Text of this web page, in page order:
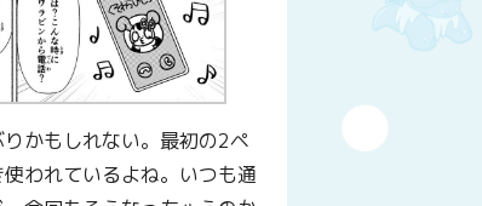
かもしれない。最初の2ペ
われているよね。いつも通